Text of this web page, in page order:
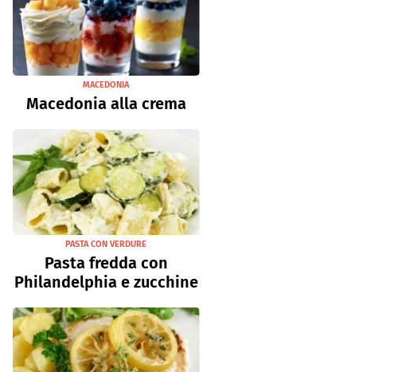
MACEDONIA
Macedonia alla crema
PASTA CON VERDURE
Pasta fredda con
Philandelphia e zucchine